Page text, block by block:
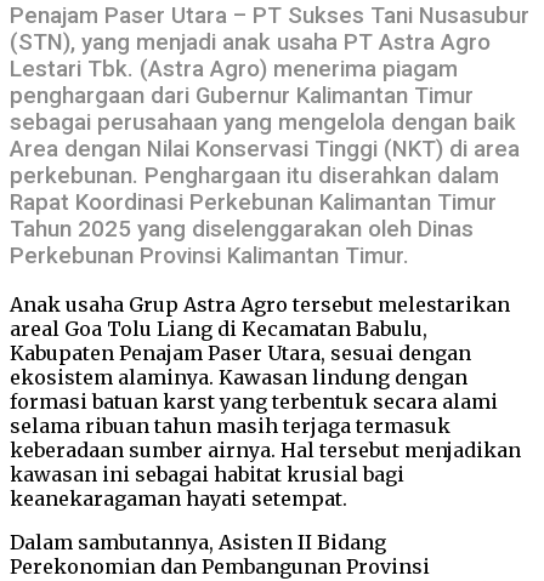
Penajam Paser Utara – PT Sukses Tani Nusasubur
(STN), yang menjadi anak usaha PT Astra Agro
Lestari Tbk. (Astra Agro) menerima piagam
penghargaan dari Gubernur Kalimantan Timur
sebagai perusahaan yang mengelola dengan baik
Area dengan Nilai Konservasi Tinggi (NKT) di area
perkebunan. Penghargaan itu diserahkan dalam
Rapat Koordinasi Perkebunan Kalimantan Timur
Tahun 2025 yang diselenggarakan oleh Dinas
Perkebunan Provinsi Kalimantan Timur.
Anak usaha Grup Astra Agro tersebut melestarikan
areal Goa Tolu Liang di Kecamatan Babulu,
Kabupaten Penajam Paser Utara, sesuai dengan
ekosistem alaminya. Kawasan lindung dengan
formasi batuan karst yang terbentuk secara alami
selama ribuan tahun masih terjaga termasuk
keberadaan sumber airnya. Hal tersebut menjadikan
kawasan ini sebagai habitat krusial bagi
keanekaragaman hayati setempat.
Dalam sambutannya, Asisten II Bidang
Perekonomian dan Pembangunan Provinsi